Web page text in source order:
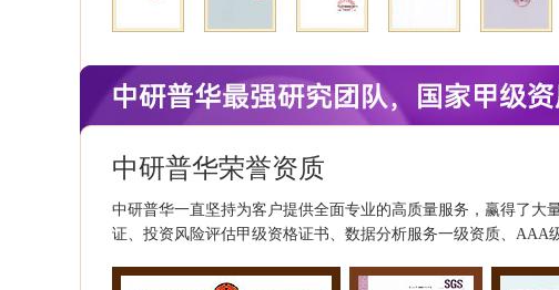
中研普华荣誉资质
中研普华一直坚持为客户提供全面专业的高质量服务，赢得了
证、投资风险评估甲级资格证书、数据分析服务一级资质、AAA